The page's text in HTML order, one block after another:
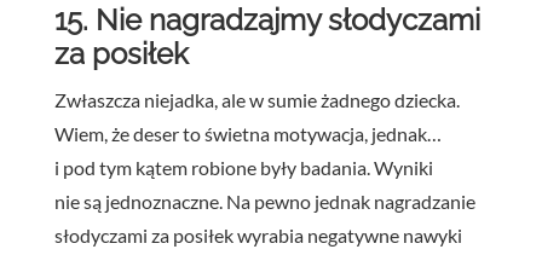
15. Nie nagradzajmy słodyczami
za posiłek
Zwłaszcza niejadka, ale w sumie żadnego dziecka.
Wiem, że deser to świetna motywacja, jednak…
i pod tym kątem robione były badania. Wyniki
nie są jednoznaczne. Na pewno jednak nagradzanie
słodyczami za posiłek wyrabia negatywne nawyki